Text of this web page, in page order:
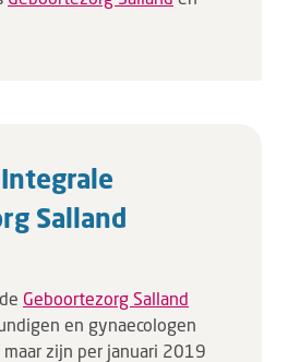
Salland
Geboortezorg Salland
en gynaecologen
zijn per januari 2019